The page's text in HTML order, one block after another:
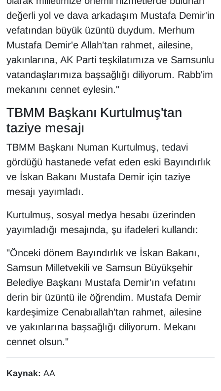
değerli yol ve dava arkadaşım Mustafa Demir'in
vefatından büyük üzüntü duydum. Merhum
Mustafa Demir'e Allah'tan rahmet, ailesine,
yakınlarına, AK Parti teşkilatımıza ve Samsunlu
vatandaşlarımıza başsağlığı diliyorum. Rabb'im
mekanını cennet eylesin."
TBMM Başkanı Kurtulmuş'tan
taziye mesajı
TBMM Başkanı Numan Kurtulmuş, tedavi
gördüğü hastanede vefat eden eski Bayındırlık
ve İskan Bakanı Mustafa Demir için taziye
mesajı yayımladı.
Kurtulmuş, sosyal medya hesabı üzerinden
yayımladığı mesajında, şu ifadeleri kullandı:
"Önceki dönem Bayındırlık ve İskan Bakanı,
Samsun Milletvekili ve Samsun Büyükşehir
Belediye Başkanı Mustafa Demir'ın vefatını
derin bir üzüntü ile öğrendim. Mustafa Demir
kardeşimize Cenabıallah'tan rahmet, ailesine
ve yakınlarına başsağlığı diliyorum. Mekanı
cennet olsun."
Kaynak: AA